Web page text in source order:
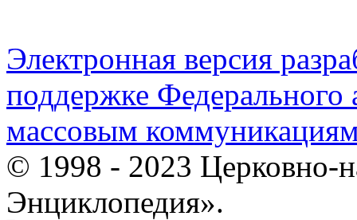
Электронная версия
поддержке Федерального
массовым
© 1998 - 2023 Церковно-
Энциклопедия».